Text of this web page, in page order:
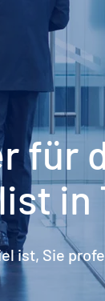
für
in
ist, Sie